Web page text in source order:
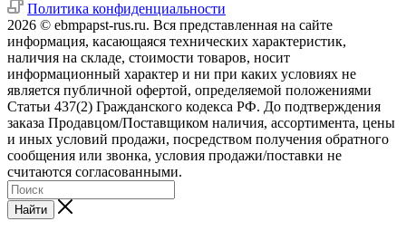
Политика конфиденциальности
2026 © ebmpapst-rus.ru. Вся представленная на сайте
информация, касающаяся технических характеристик,
наличия на складе, стоимости товаров, носит
информационный характер и ни при каких условиях не
является публичной офертой, определяемой положениями
Статьи 437(2) Гражданского кодекса РФ. До подтверждения
заказа Продавцом/Поставщиком наличия, ассортимента, цены
и иных условий продажи, посредством получения обратного
сообщения или звонка, условия продажи/поставки не
считаются согласованными.
Найти